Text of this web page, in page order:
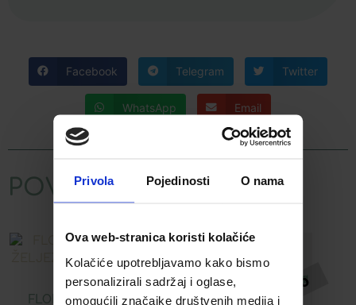
Privola Pojedinosti O nama
Ova web-stranica koristi kolačiće
Kolačiće upotrebljavamo kako bismo
personalizirali sadržaj i oglase,
omogućili značajke društvenih medija i
Facebook Telegram Twitter
WhatsApp Email
POVEZANI PROIZVODI
FLORADIX TONIK SA